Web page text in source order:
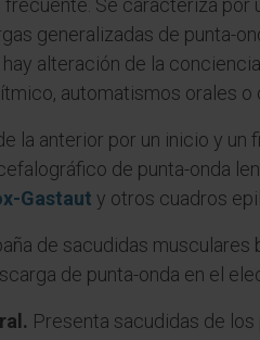
frecuente. Se caracteriza por
generalizadas de punta-
hay alteración de la
automatismos orales o
la anterior por un inicio y un
de punta-onda
Gastaut y otros cuadros
de sacudidas
de punta-onda en el
Presenta sacudidas de